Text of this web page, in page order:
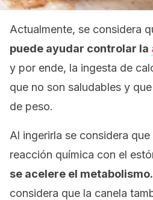
Actualmente, se considera
puede ayudar controlar la
y por ende, la ingesta de
que no son saludables y
de peso.
Al ingerirla se considera
reacción química con el
se acelere el metabolismo.
considera que la canela